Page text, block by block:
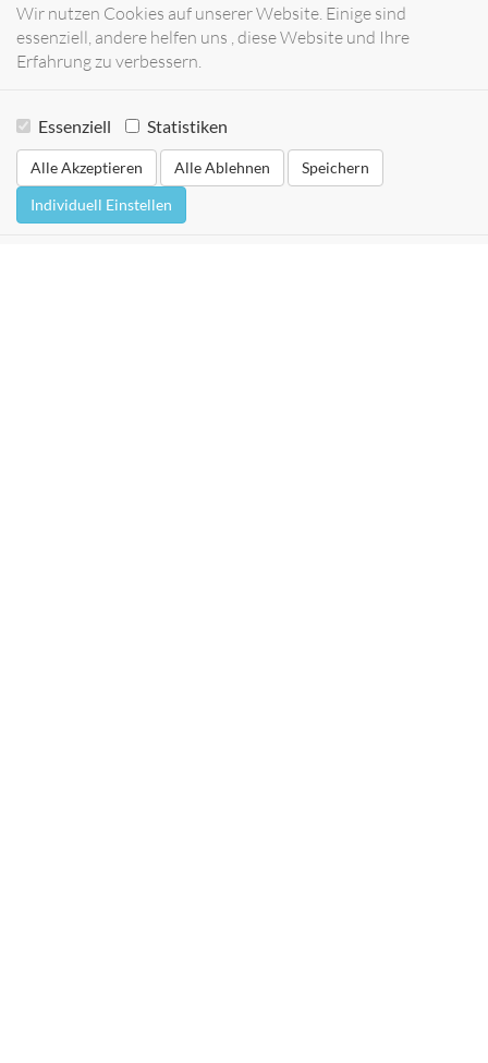
Wir nutzen Cookies auf unserer Website. Einige sind
essenziell, andere helfen uns , diese Website und Ihre
Erfahrung zu verbessern.
Essenziell Statistiken
Alle Akzeptieren Alle Ablehnen
Speichern
Individuell Einstellen